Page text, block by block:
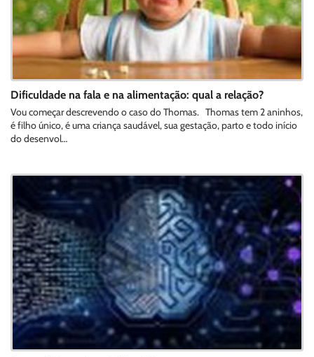
Dificuldade na fala e na alimentação: qual a relação?
Vou começar descrevendo o caso do Thomas. Thomas tem 2 aninhos,
é filho único, é uma criança saudável, sua gestação, parto e todo início
do desenvol…